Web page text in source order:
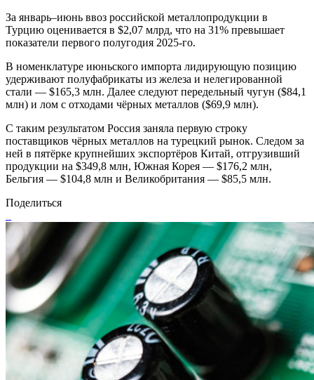
За январь–июнь ввоз российской металлопродукции в
Турцию оценивается в $2,07 млрд, что на 31% превышает
показатели первого полугодия 2025-го.
В номенклатуре июньского импорта лидирующую позицию
удерживают полуфабрикаты из железа и нелегированной
стали — $165,3 млн. Далее следуют передельный чугун ($84,1
млн) и лом с отходами чёрных металлов ($69,9 млн).
С таким результатом Россия заняла первую строку
поставщиков чёрных металлов на турецкий рынок. Следом за
ней в пятёрке крупнейших экспортёров Китай, отгрузивший
продукции на $349,8 млн, Южная Корея — $176,2 млн,
Бельгия — $104,8 млн и Великобритания — $85,5 млн.
Поделиться